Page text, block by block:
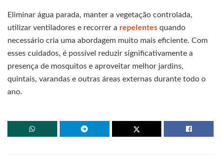
Eliminar água parada, manter a vegetação controlada,
utilizar ventiladores e recorrer a repelentes quando
necessário cria uma abordagem muito mais eficiente. Com
esses cuidados, é possível reduzir significativamente a
presença de mosquitos e aproveitar melhor jardins,
quintais, varandas e outras áreas externas durante todo o
ano.